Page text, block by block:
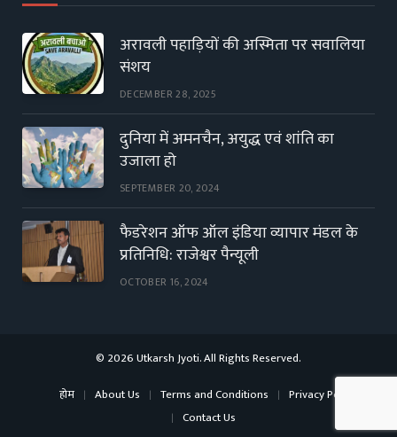
अरावली पहाड़ियों की अस्मिता पर सवालिया
संशय
DECEMBER 28, 2025
दुनिया में अमनचैन, अयुद्ध एवं शांति का
उजाला हो
SEPTEMBER 20, 2024
फैडरेशन ऑफ ऑल इंडिया व्यापार मंडल के
प्रतिनिधि: राजेश्वर पैन्यूली
OCTOBER 16, 2024
© 2026 Utkarsh Jyoti. All Rights Reserved.
होम
About Us Terms and Conditions
Privacy Policy
Contact Us